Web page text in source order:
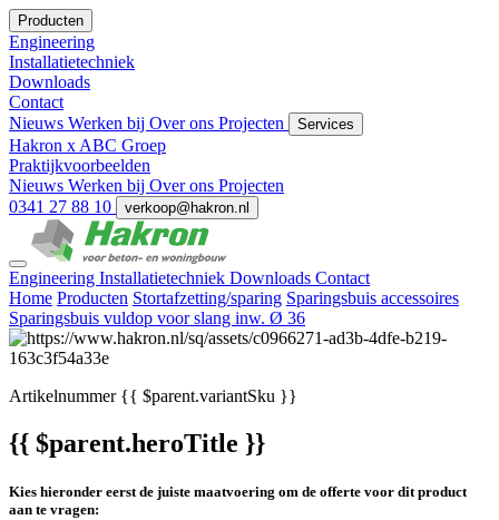
Producten
Engineering
Installatietechniek
Downloads
Contact
Nieuws Werken bij Over ons Projecten Services
Hakron x ABC Groep
Praktijkvoorbeelden
Nieuws Werken bij Over ons Projecten
0341 27 88 10
verkoop@hakron.nl
Engineering Installatietechniek Downloads Contact
Home Producten Stortafzetting/sparing Sparingsbuis accessoires
Sparingsbuis vuldop voor slang inw. Ø 36
Artikelnummer{{ $parent.variantSku }}
{{ $parent.heroTitle }}
Kies hieronder eerst de juiste maatvoering om de offerte voor dit product
aan te vragen: